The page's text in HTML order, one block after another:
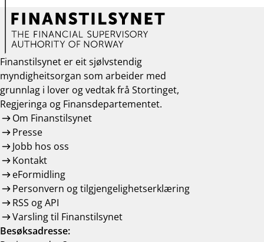
Finanstilsynet er eit sjølvstendig
myndigheitsorgan som arbeider med
grunnlag i lover og vedtak frå Stortinget,
Regjeringa og Finansdepartementet.
Om Finanstilsynet
Presse
Jobb hos oss
Kontakt
eFormidling
Personvern og tilgjengelighetserklæring
RSS og API
Varsling til Finanstilsynet
Besøksadresse: